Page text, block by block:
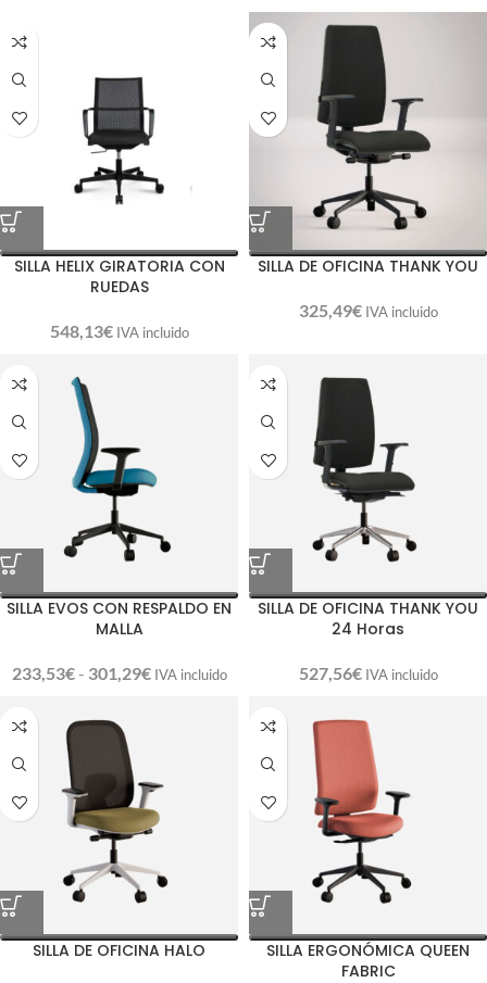
SILLA HELIX GIRATORIA CON
RUEDAS
548,13€ IVA incluido
SILLA DE OFICINA THANK YOU
325,49€ IVA incluido
SILLA EVOS CON RESPALDO EN
MALLA
233,53€ - 301,29€ IVA incluido
SILLA DE OFICINA THANK YOU
24 Horas
527,56€ IVA incluido
SILLA DE OFICINA HALO
SILLA ERGONÓMICA QUEEN
FABRIC